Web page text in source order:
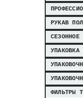
РУКАВ
СЕЗОННОЕ
УПАКОВКА
ФИЛЬТРЫ